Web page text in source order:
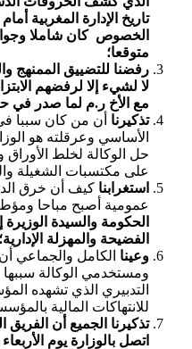
تاريخ الإدارة المغربية
الخصوص كان شاملا
متوقعا؛
رفضنا للتضييق الممنهج
لا لشيء إلا لرفضهم
مع الأخ ر.م لما صدر في
تذكيرنا أن من كان سببا
الأساسي وعرقلته هو
على مكتسبات الشغيلة
استغرابنا كيف أن خرق
عمومية أصبح مباحا
الحكومة والسيدة
الفضيحة والمهزلة الإدارية؛
وعينا الكامل والجماعي
ومستخدمي الوكالة
التدبيري الذي تشهده
للانتهاكات المالية
تذكيرنا الجميع أن الفريق